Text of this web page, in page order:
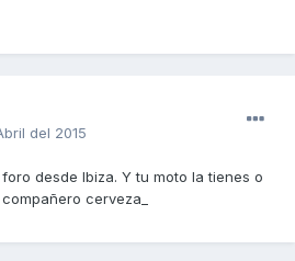
del 2015
desde Ibiza. Y tu moto la tienes o
cerveza_